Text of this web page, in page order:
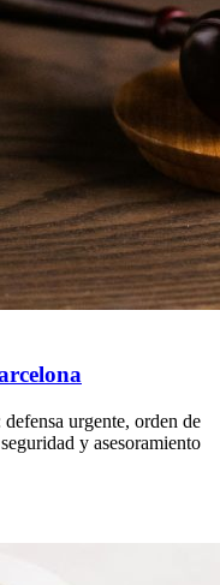
urgente, orden de
y asesoramiento